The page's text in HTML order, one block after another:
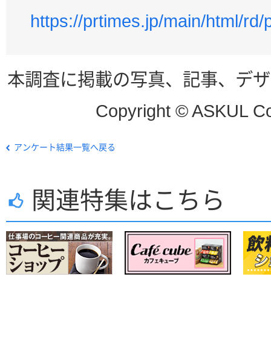
https://prtimes.jp/main/html/
本調査に掲載の写真、記事、デ
Copyright © ASKUL
アンケート結果一覧へ戻る
関連特集はこちら